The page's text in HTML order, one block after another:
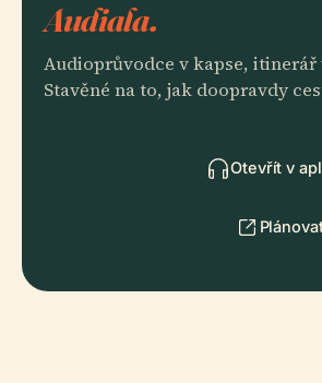
Audiala.
Audioprůvodce v kapse, itinerář
Stavěné na to, jak doopravdy
Otevřít v